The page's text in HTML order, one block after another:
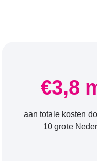
€3,8
aan totale kosten
10 grote